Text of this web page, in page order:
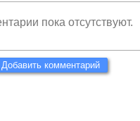
пока отсутствуют.
Добавить комментарий